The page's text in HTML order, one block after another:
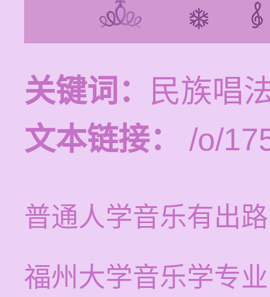
关键词：
民族唱
文本链接：
/o/
普通人学音乐有出
福州大学音乐学专业